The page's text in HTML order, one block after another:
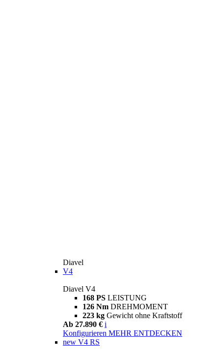
Diavel
V4
Diavel V4
168 PS LEISTUNG
126 Nm DREHMOMENT
223 kg Gewicht ohne Kraftstoff
Ab 27.890 € i
Konfigurieren MEHR ENTDECKEN
new V4 RS